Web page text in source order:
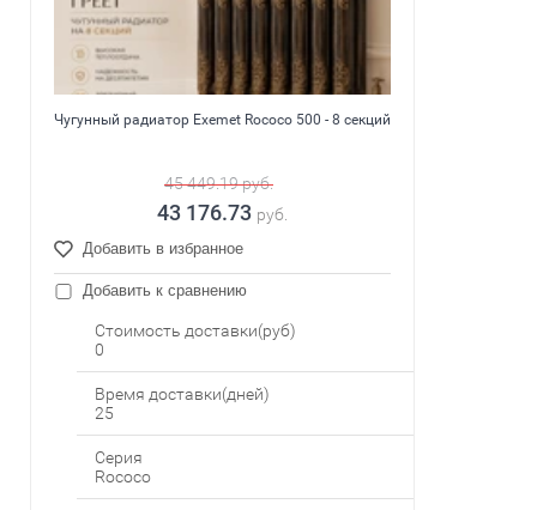
Чугунный радиатор Exemet Rococo 500 - 8 секций
45 449.19руб.
43 176.73 руб.
Добавить в избранное
Добавить к сравнению
Стоимость доставки(руб)
0
Время доставки(дней)
25
Серия
Rococo